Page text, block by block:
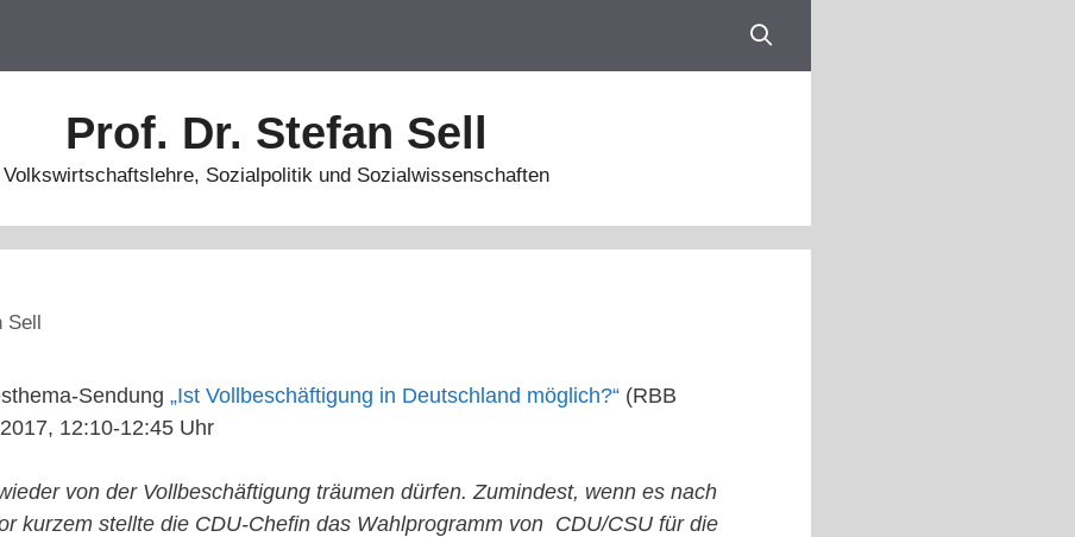
Prof. Dr. Stefan Sell
Volkswirtschaftslehre, Sozialpolitik und Sozialwissenschaften
Sell
Sendung „Ist Vollbeschäftigung in Deutschland möglich?“ (RBB
12:10-12:45 Uhr
von der Vollbeschäftigung träumen dürfen. Zumindest, wenn es nach
kurzem stellte die CDU-Chefin das Wahlprogramm von CDU/CSU für die